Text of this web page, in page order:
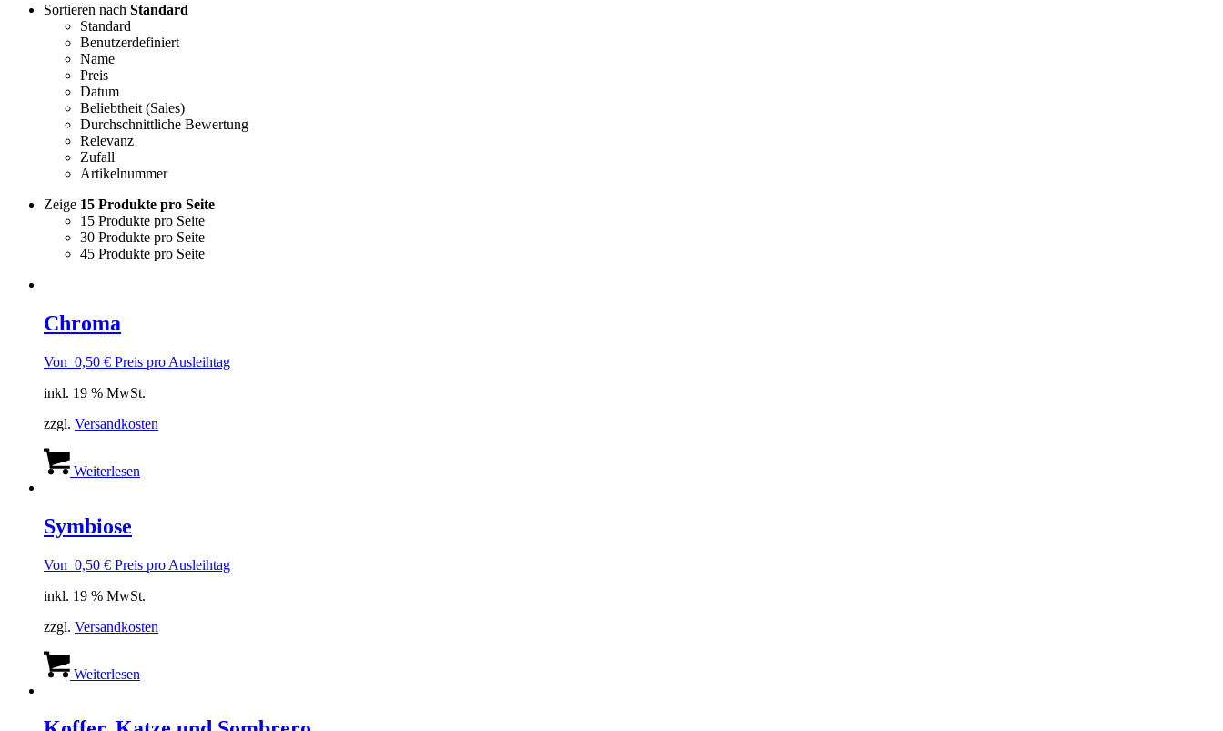
Sortieren nach Standard
Standard
Benutzerdefiniert
Name
Preis
Datum
Beliebtheit (Sales)
Durchschnittliche Bewertung
Relevanz
Zufall
Artikelnummer
Zeige 15 Produkte pro Seite
15 Produkte pro Seite
30 Produkte pro Seite
45 Produkte pro Seite
Chroma
Von 0,50 € Preis pro Ausleihtag
inkl. 19 % MwSt.
zzgl. Versandkosten
Weiterlesen
Symbiose
Von 0,50 € Preis pro Ausleihtag
inkl. 19 % MwSt.
zzgl. Versandkosten
Weiterlesen